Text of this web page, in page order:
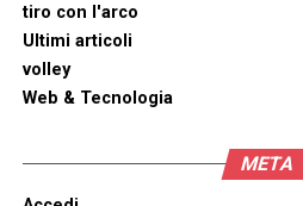
tiro con l'arco
Ultimi articoli
volley
Web & Tecnologia
META